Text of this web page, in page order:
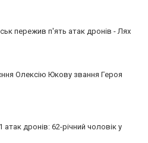
пережив п'ять атак дронів - Лях
Олексію Юкову звання Героя
дронів: 62-річний чоловік у